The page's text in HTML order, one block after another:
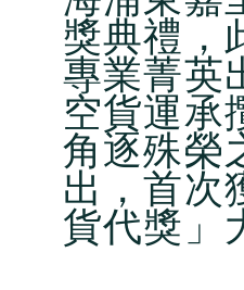
獎典禮，
專業菁英
空貨運承
角逐殊榮
出，首次
貨代獎」